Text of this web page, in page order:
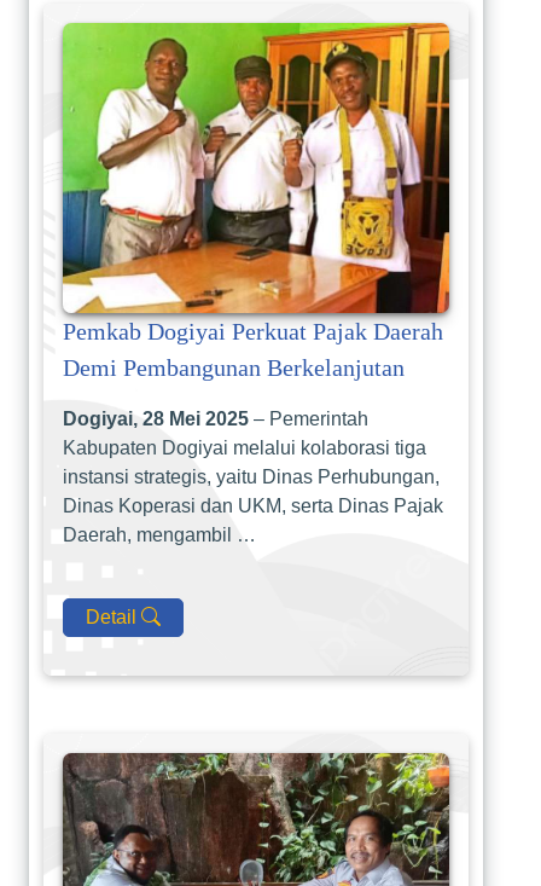
Pemkab Dogiyai Perkuat Pajak Daerah
Demi Pembangunan Berkelanjutan
Dogiyai, 28 Mei 2025 – Pemerintah
Kabupaten Dogiyai melalui kolaborasi tiga
instansi strategis, yaitu Dinas Perhubungan,
Dinas Koperasi dan UKM, serta Dinas Pajak
Daerah, mengambil …
Detail